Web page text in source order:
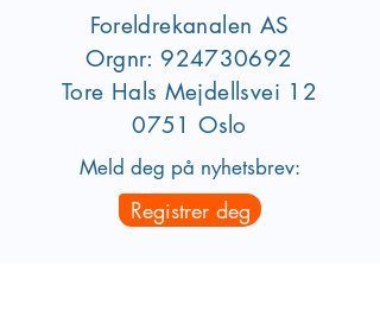
Foreldrekanalen AS
Orgnr:924730692
Tore Hals Mejdellsvei 12
0751 Oslo
Meld deg på nyhetsbrev:
Registrer deg